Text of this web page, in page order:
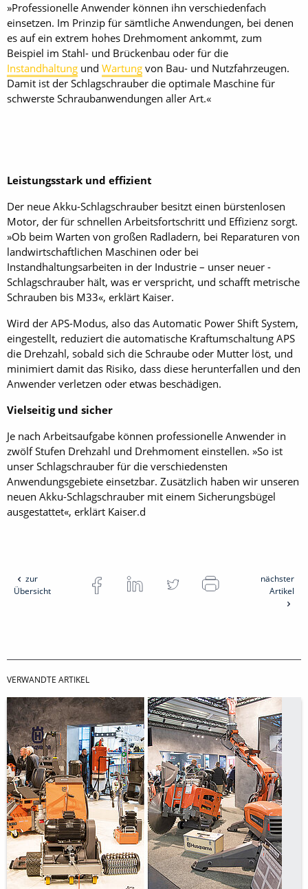
»Professionelle Anwender können ihn verschiedenfach
einsetzen. Im Prinzip für sämtliche Anwendungen, bei denen
es auf ein extrem hohes Drehmoment ankommt, zum
Beispiel im Stahl- und Brückenbau oder für die
Instandhaltung und Wartung von Bau- und Nutzfahrzeugen.
Damit ist der Schlagschrauber die optimale Maschine für
schwerste Schraubanwendungen aller Art.«
Leistungsstark und effizient
Der neue Akku-Schlagschrauber besitzt einen bürstenlosen
Motor, der für schnellen Arbeitsfortschritt und Effizienz sorgt.
»Ob beim Warten von großen Radladern, bei Reparaturen von
landwirtschaftlichen Maschinen oder bei
Instandhaltungsarbeiten in der Industrie – unser neuer ­
Schlagschrauber hält, was er verspricht, und schafft metrische
Schrauben bis M33«, erklärt Kaiser.
Wird der APS-Modus, also das Automatic ­Power Shift System,
eingestellt, reduziert die automatische Kraftumschaltung APS
die Drehzahl, sobald sich die Schraube oder Mutter löst, und
minimiert damit das Risiko, dass diese herunterfallen und den
Anwender verletzen oder etwas beschädigen.
Vielseitig und sicher
Je nach Arbeitsaufgabe können professionelle Anwender in
zwölf Stufen Drehzahl und Drehmoment einstellen. »So ist
unser Schlagschrauber für die verschiedensten
Anwendungsgebiete einsetzbar. Zusätzlich haben wir unseren
neuen ­Akku-Schlagschrauber mit einem Sicherungsbügel
ausgestattet«, erklärt Kaiser.d
zur
Übersicht
nächster
Artikel
VERWANDTE ARTIKEL